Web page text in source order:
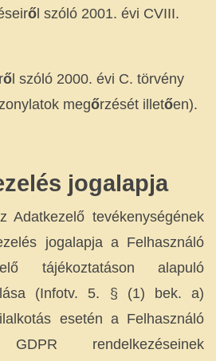
ő l szóló 2001. évi CVIII.
ő l szóló 2000. évi C. törvény
megőrzését illetően).
jogalapja
Adatkezelő tevékenységének
jogalapja a Felhasználó
tájékoztatáson alapuló
(Infotv. 5. § (1) bek. a)
esetén a Felhasználó
rendelkezéseinek